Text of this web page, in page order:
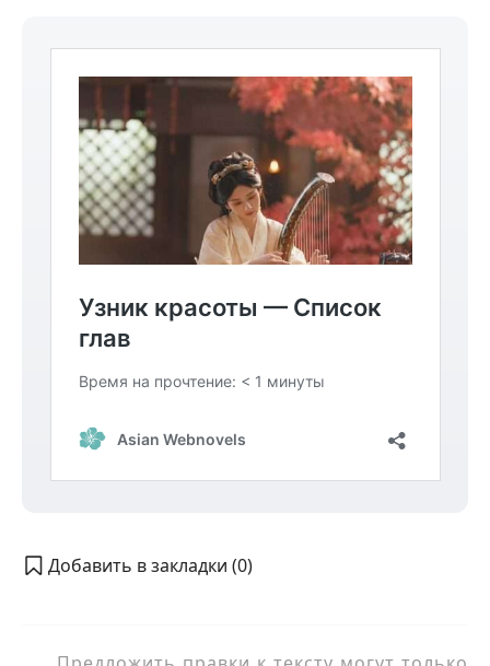
Добавить в закладки (0)